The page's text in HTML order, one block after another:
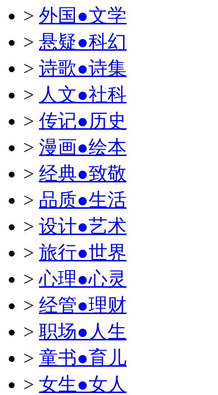
> 外国●文学
> 悬疑●科幻
> 诗歌●诗集
> 人文●社科
> 传记●历史
> 漫画●绘本
> 经典●致敬
> 品质●生活
> 设计●艺术
> 旅行●世界
>心理●心灵
> 经管●理财
> 职场●人生
> 童书●育儿
> 女生●女人